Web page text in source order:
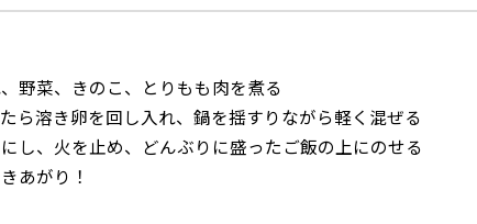
野菜、きのこ、とりもも肉を煮る
ら溶き卵を回し入れ、鍋を揺すりながら軽く混ぜる
し、火を止め、どんぶりに盛ったご飯の上にのせる
あがり！